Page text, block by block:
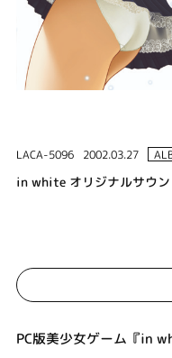
LACA-5096 2002.03.27
in white オリジナルサウン
PC版美少女ゲーム『in